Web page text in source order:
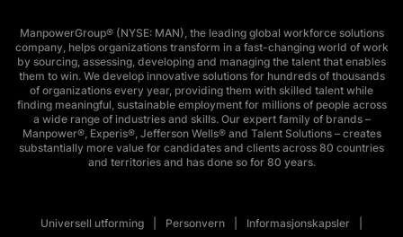
ManpowerGroup® (NYSE: MAN), the leading global workforce solutions
company, helps organizations transform in a fast-changing world of work
by sourcing, assessing, developing and managing the talent that enables
them to win. We develop innovative solutions for hundreds of thousands
of organizations every year, providing them with skilled talent while
finding meaningful, sustainable employment for millions of people across
a wide range of industries and skills. Our expert family of brands –
Manpower®, Experis®, Jefferson Wells® and Talent Solutions – creates
substantially more value for candidates and clients across 80 countries
and territories and has done so for 80 years.
Universell utforming Personvern Informasjonskapsler